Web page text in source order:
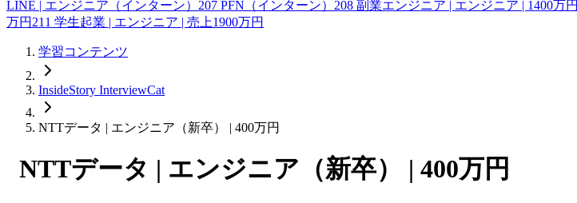
LINE | エンジニア（インターン） 207 PFN（インターン） 208 副業エンジニア | エンジニア | 1400万円
万円 211 学生起業 | エンジニア | 売上1900万円
学習コンテンツ
InsideStory InterviewCat
NTTデータ | エンジニア（新卒） | 400万円
NTTデータ | エンジニア（新卒） | 400万円